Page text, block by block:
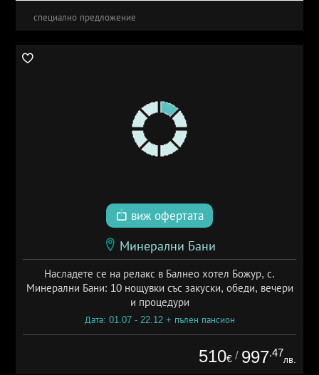
специално предложение
виж офертата
Минерални Бани
Насладете се на релакс в Балнео хотел Божур, с.
Минерални Бани: 10 нощувки със закуски, обеди, вечери
и процедури
Дата: 01.07 - 22.12 + пълен пансион
510€ / 997.47
лв.